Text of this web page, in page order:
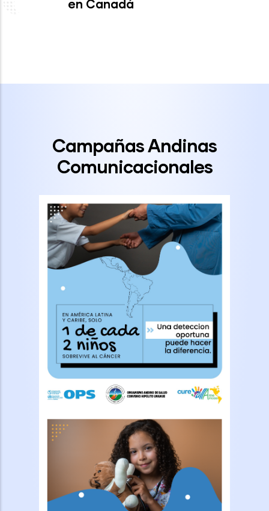
en Canadá
Campañas Andinas
Comunicacionales